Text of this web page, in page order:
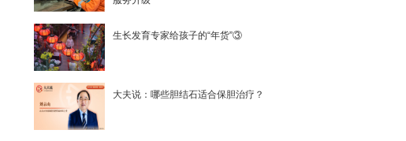
生长发育专家给孩子的“年货”③
大夫说：哪些胆结石适合保胆治疗？